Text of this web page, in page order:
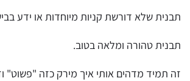
תבנית שלא דורשת קניות מיוחדות או ידע
תבנית טהורה ומלאה בטוב.
זה תמיד מדהים אותי איך מירק כזה "פשוט"